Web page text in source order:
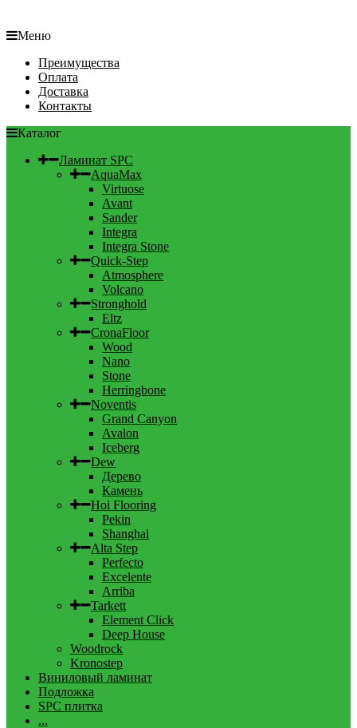
Меню
Преимущества
Оплата
Доставка
Контакты
Каталог
Ламинат SPC
AquaMax
Virtuose
Avant
Sander
Integra
Integra Stone
Quick-Step
Atmosphere
Volcano
Stronghold
Eltz
CronaFloor
Wood
Nano
Stone
Herringbone
Noventis
Grand Canyon
Avalon
Iceberg
Dew
Дерево
Камень
Hoi Flooring
Pekin
Shanghai
Alta Step
Perfecto
Excelente
Arriba
Tarkett
Element Click
Deep House
Woodrock
Kronostep
Виниловый ламинат
Подложка
SPC плитка
...